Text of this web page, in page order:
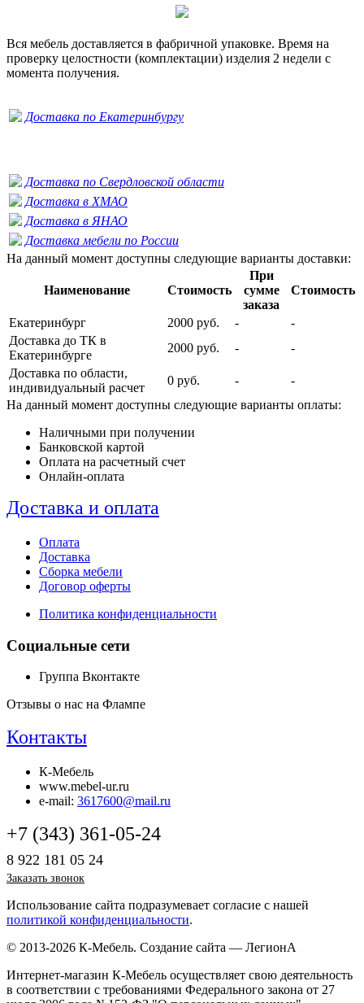
Вся мебель доставляется в фабричной упаковке. Время на
проверку целостности (комплектации) изделия 2 недели с
момента получения.
Доставка по Екатеринбургу
Доставка по Свердловской области
Доставка в ХМАО
Доставка в ЯНАО
Доставка мебели по России
На данный момент доступны следующие варианты доставки:
Наименование Стоимость
При
сумме
заказа
Стоимость
Екатеринбург 2000 руб. -
-
Доставка до ТК в
Екатеринбурге
2000 руб. -
-
Доставка по области,
индивидуальный расчет
0 руб. -
-
На данный момент доступны следующие варианты оплаты:
Наличными при получении
Банковской картой
Оплата на расчетный счет
Онлайн-оплата
Доставка и оплата
Оплата
Доставка
Сборка мебели
Договор оферты
Политика конфиденциальности
Социальные сети
Группа Вконтакте
Отзывы о нас на Флампе
Контакты
К-Мебель
www.mebel-ur.ru
e-mail: 3617600@mail.ru
+7 (343) 361-05-24
8 922 181 05 24
Заказать звонок
Использование сайта подразумевает согласие с нашей
политикой конфиденциальности.
© 2013-2026 К-Мебель. Создание сайта — ЛегионА
Интернет-магазин К-Мебель осуществляет свою деятельность
в соответствии с требованиями Федерального закона от 27